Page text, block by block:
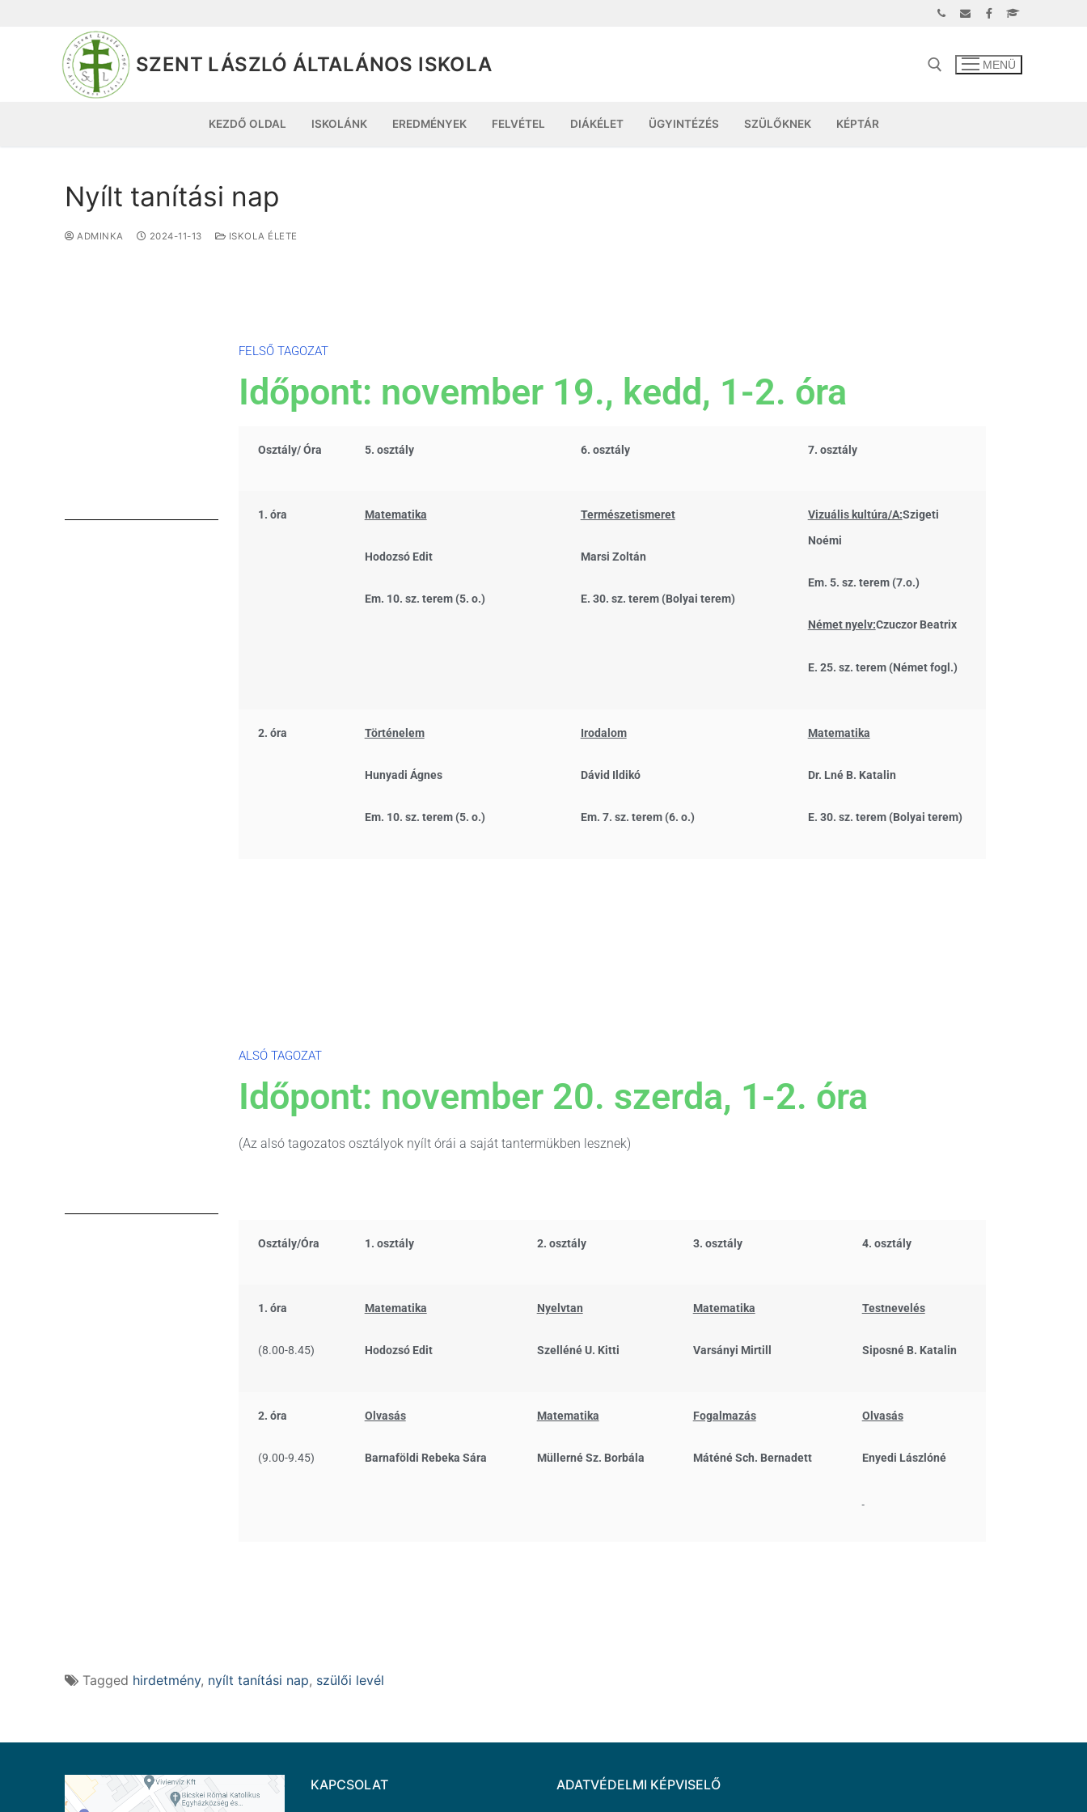
SZENT LÁSZLÓ ÁLTALÁNOS ISKOLA MENÜ
KEZDŐ OLDAL ISKOLÁNK EREDMÉNYEK FELVÉTEL DIÁKÉLET ÜGYINTÉZÉS SZÜLŐKNEK KÉPTÁR
Nyílt tanítási nap
ADMINKA 2024-11-13 ISKOLA ÉLETE
FELSŐ TAGOZAT
Időpont: november 19., kedd, 1-2. óra
Osztály/Óra 5. osztály 6. osztály 7. osztály
1. óra Matematika
Hodozsó Edit
Em. 10. sz. terem (5. o.)
Természetismeret
Marsi Zoltán
E. 30. sz. terem (Bolyai terem)
Vizuális kultúra/A:Szigeti
Noémi
Em. 5. sz. terem (7.o.)
Német nyelv:Czuczor Beatrix
E. 25. sz. terem (Német fogl.)
2. óra Történelem
Hunyadi Ágnes
Em. 10. sz. terem (5. o.)
Irodalom
Dávid Ildikó
Em. 7. sz. terem (6. o.)
Matematika
Dr. Lné B. Katalin
E. 30. sz. terem (Bolyai terem)
ALSÓ TAGOZAT
Időpont: november 20. szerda, 1-2. óra
(Az alsó tagozatos osztályok nyílt órái a saját tantermükben lesznek)
Osztály/Óra 1. osztály 2. osztály 3. osztály 4. osztály
1. óra
(8.00-8.45)
Matematika
Hodozsó Edit
Nyelvtan
Szelléné U. Kitti
Matematika
Varsányi Mirtill
Testnevelés
Siposné B. Katalin
2. óra
(9.00-9.45)
Olvasás
Barnaföldi Rebeka Sára
Matematika
Müllerné Sz. Borbála
Fogalmazás
Máténé Sch. Bernadett
Olvasás
Enyedi Lászlóné
Tagged hirdetmény, nyílt tanítási nap, szülői levél
KAPCSOLAT ADATVÉDELMI KÉPVISELŐ